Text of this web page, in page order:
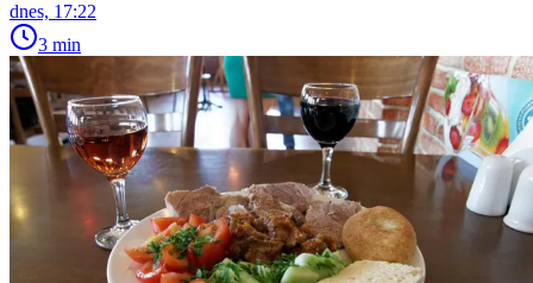
dnes, 17:22
3 min